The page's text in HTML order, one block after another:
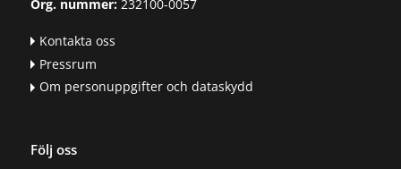
Org. nummer:232100-0057
Kontakta oss
Pressrum
Om personuppgifter och dataskydd
Följ oss